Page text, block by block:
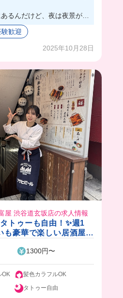
るんだけど、夜は夜景がと
ーがあるお店が多いけど、
ートで焼くんだって！😳
うだよ😌✌🏻
良いから、まかないもみん
が多いんだって🥰
いるバ先だったら、長く働
しちゃお❕🤗💓
歓迎
2025年10月28日
屋 渋谷道玄坂店の求人情報
トゥーも自由！✨週1
も豪華で楽しい居酒屋バ
1300円〜
OK
髪色カラフルOK
タトゥー自由